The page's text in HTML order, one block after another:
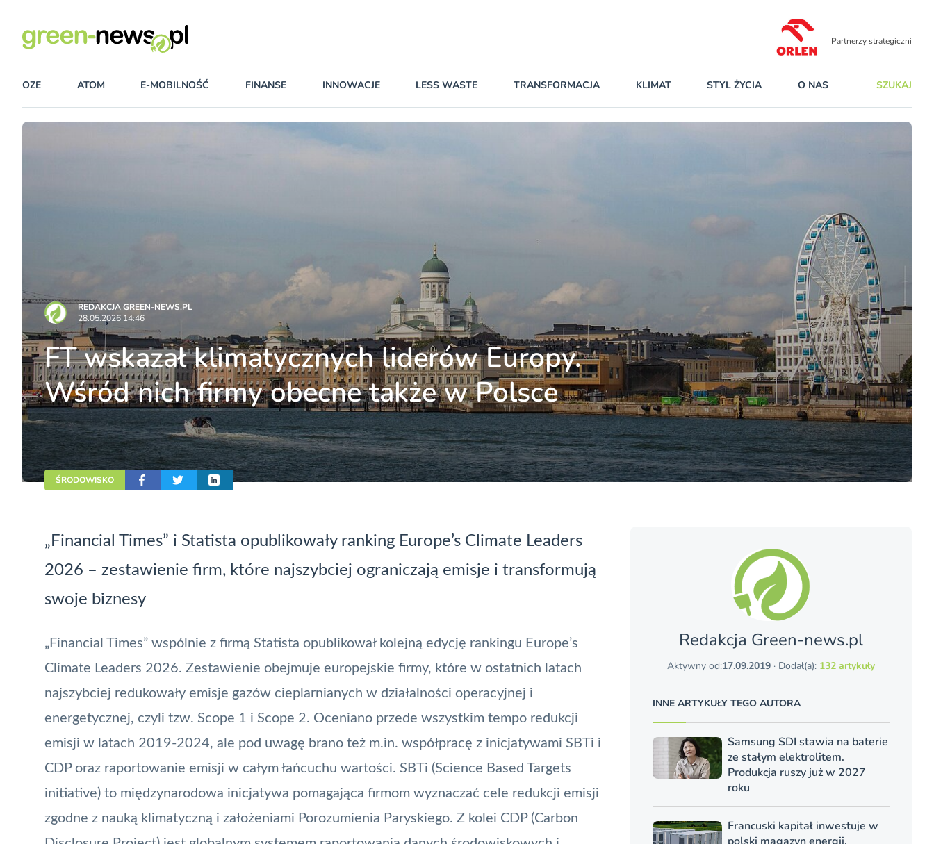
Partnerzy strategiczni
OZE ATOM E-MOBILNOŚĆ FINANSE INNOWACJE LESS WASTE TRANSFORMACJA KLIMAT STYL ŻYCIA O NAS SZUKAJ
REDAKCJA GREEN-NEWS.PL
28.05.2026 14:46
FT wskazał klimatycznych liderów Europy.
Wśród nich firmy obecne także w Polsce
ŚRODOWISKO
„Financial Times” i Statista opublikowały ranking Europe’s Climate Leaders
2026 – zestawienie firm, które najszybciej ograniczają emisje i transformują
swoje biznesy
„Financial Times” wspólnie z firmą Statista opublikował kolejną edycję rankingu Europe’s
Climate Leaders 2026. Zestawienie obejmuje europejskie firmy, które w ostatnich latach
najszybciej redukowały emisje gazów cieplarnianych w działalności operacyjnej i
energetycznej, czyli tzw. Scope 1 i Scope 2. Oceniano przede wszystkim tempo redukcji
emisji w latach 2019-2024, ale pod uwagę brano też m.in. współpracę z inicjatywami SBTi i
CDP oraz raportowanie emisji w całym łańcuchu wartości. SBTi (Science Based Targets
initiative) to międzynarodowa inicjatywa pomagająca firmom wyznaczać cele redukcji emisji
zgodne z nauką klimatyczną i założeniami Porozumienia Paryskiego. Z kolei CDP (Carbon
Redakcja Green-news.pl
Aktywny od:17.09.2019· Dodał(a): 132 artykuły
INNE ARTYKUŁY TEGO AUTORA
Samsung SDI stawia na baterie
ze stałym elektrolitem.
Produkcja ruszy już w 2027
roku
Francuski kapitał inwestuje w